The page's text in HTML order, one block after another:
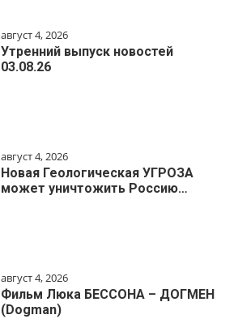
август 4, 2026
Утренний выпуск новостей
03.08.26
август 4, 2026
Новая Геологическая УГРОЗА
может уничтожить Россию…
август 4, 2026
Фильм Люка БЕССОНА – ДОГМЕН
(Dogman)